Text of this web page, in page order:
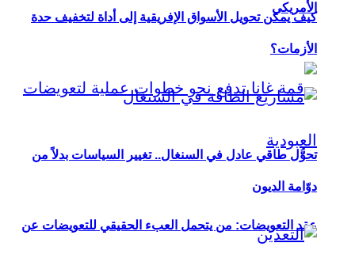
الأمريكي
عقد التعويضات: من يتحمل العبء الحقيقي للتعويضات عن
كيف يمكن تحويل الأسواق الإفريقية إلى أداة لتخفيف حدة
الأزمات؟
تحوُّل طاقي عادل في السنغال.. تغيير السياسات بدلاً من
دوّامة الديون